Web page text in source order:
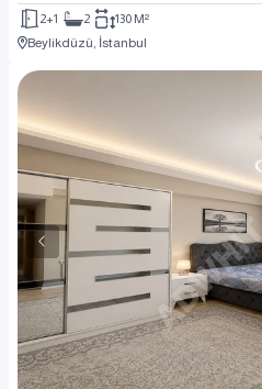
2+1 2
130 M²
Beylikdüzü, İstanbul